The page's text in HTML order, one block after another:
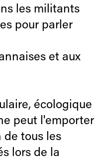
les militants
pour parler
et aux
écologique
peut l'emporter
de tous les
lors de la